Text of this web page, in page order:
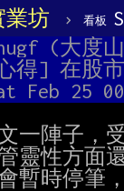
業坊 › 看板
(大度
得] 在股市
Feb 25
一陣子，
靈性方面
暫時停筆